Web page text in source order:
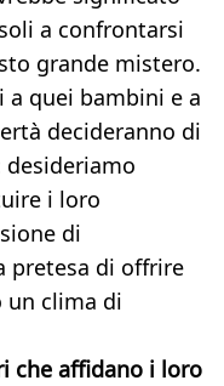
a confrontarsi
grande mistero.
a quei bambini e a
decideranno di
desideriamo
i loro
di
pretesa di offrire
un clima di
che affidano i loro